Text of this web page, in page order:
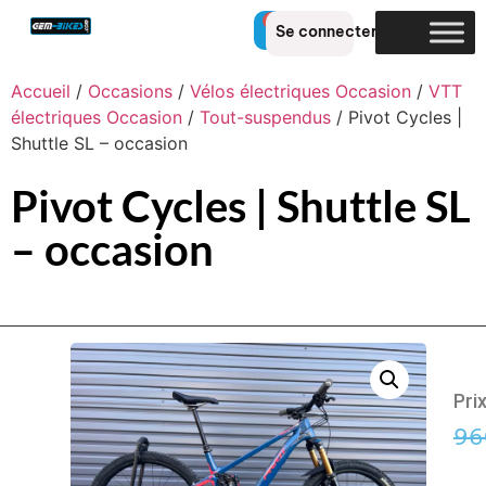
Se connecter
Accueil / Occasions / Vélos électriques Occasion / VTT
électriques Occasion / Tout-suspendus / Pivot Cycles |
Shuttle SL – occasion
Pivot Cycles | Shuttle SL
– occasion
Prix